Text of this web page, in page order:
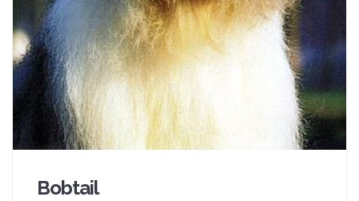
Bobtail